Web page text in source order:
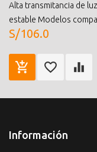
Alta transmitancia de
estable Modelos
S/106.0
Información